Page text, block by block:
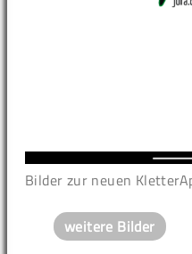
Bilder zur neuen
weitere Bilder